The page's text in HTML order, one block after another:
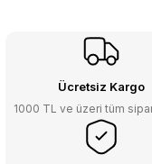
Ücretsiz Kargo
1000 TL ve üzeri tüm